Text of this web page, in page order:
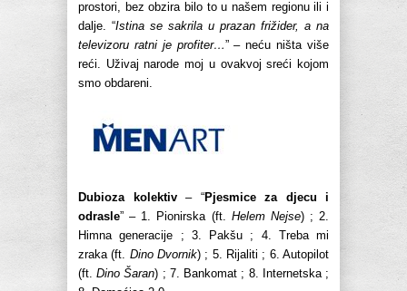
prostori, bez obzira bilo to u našem regionu ili i
dalje. “Istina se sakrila u prazan frižider, a na
televizoru ratni je profiter…” – neću ništa više
reći. Uživaj narode moj u ovakvoj sreći kojom
smo obdareni.
Dubioza kolektiv– “Pjesmice za djecu i
odrasle” – 1. Pionirska (ft. Helem Nejse) ; 2.
Himna generacije ; 3. Pakšu ; 4. Treba mi
zraka (ft. Dino Dvornik) ; 5. Rijaliti ; 6. Autopilot
(ft.Dino Šaran) ; 7. Bankomat ; 8. Internetska ;